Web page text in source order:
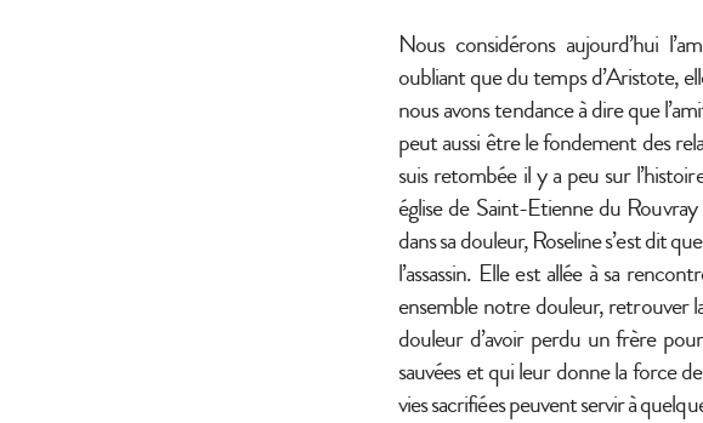
Nous considérons aujourd’hui
oubliant que du temps d’Aristote,
nous avons tendance à dire que
peut aussi être le fondement des
suis retombée il y a peu sur
église de Saint-Etienne du
dans sa douleur, Roseline s’est dit
l’assassin. Elle est allée à sa
ensemble notre douleur, retrouver
douleur d’avoir perdu un frère
sauvées et qui leur donne la force
vies sacrifiées peuvent servir à